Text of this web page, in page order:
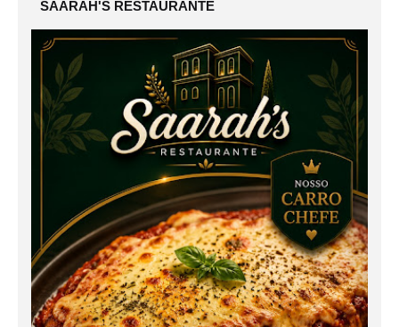
SAARAH'S RESTAURANTE